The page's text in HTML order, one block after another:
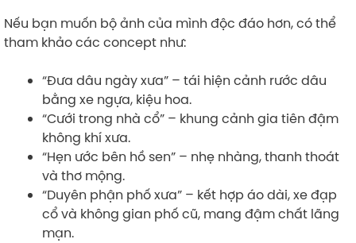
Nếu bạn muốn bộ ảnh của mình độc đáo hơn, có thể
tham khảo các concept như:
“Đưa dâu ngày xưa” – tái hiện cảnh rước dâu
bằng xe ngựa, kiệu hoa.
“Cưới trong nhà cổ” – khung cảnh gia tiên đậm
không khí xưa.
“Hẹn ước bên hồ sen” – nhẹ nhàng, thanh thoát
và thơ mộng.
“Duyên phận phố xưa” – kết hợp áo dài, xe đạp
cổ và không gian phố cũ, mang đậm chất lãng
mạn.